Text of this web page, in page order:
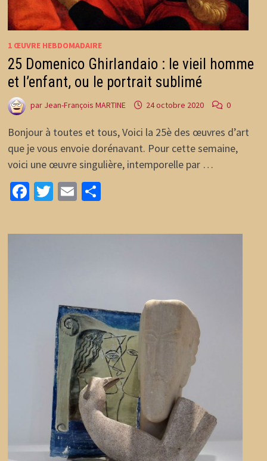
1 ŒUVRE HEBDOMADAIRE
25 Domenico Ghirlandaio : le vieil homme
et l’enfant, ou le portrait sublimé
par Jean-François MARTINE 24 octobre 2020 0
Bonjour à toutes et tous, Voici la 25è des œuvres d’art
que je vous envoie dorénavant. Pour cette semaine,
voici une œuvre singulière, intemporelle par …
Facebook
Twitter
EmailPartager